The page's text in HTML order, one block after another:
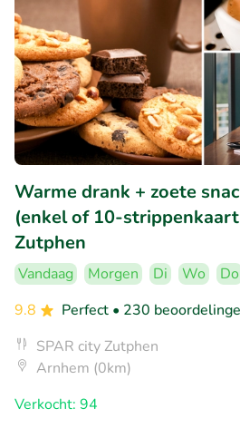
Warme drank + zoete
(enkel of 10-
Zutphen
Vandaag Morgen Di Wo Do
9.8
Perfect • 230
SPAR city Zutphen
Arnhem (0km)
Verkocht: 94